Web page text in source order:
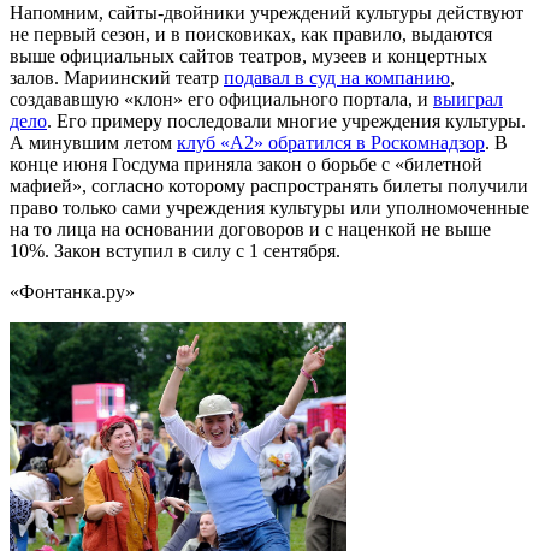
Напомним, сайты-двойники учреждений культуры действуют
не первый сезон, и в поисковиках, как правило, выдаются
выше официальных сайтов театров, музеев и концертных
залов. Мариинский театр подавал в суд на компанию,
создававшую «клон» его официального портала, и выиграл
дело. Его примеру последовали многие учреждения культуры.
А минувшим летом клуб «А2» обратился в Роскомнадзор. В
конце июня Госдума приняла закон о борьбе с «билетной
мафией», согласно которому распространять билеты получили
право только сами учреждения культуры или уполномоченные
на то лица на основании договоров и с наценкой не выше
10%. Закон вступил в силу с 1 сентября.
«Фонтанка.ру»